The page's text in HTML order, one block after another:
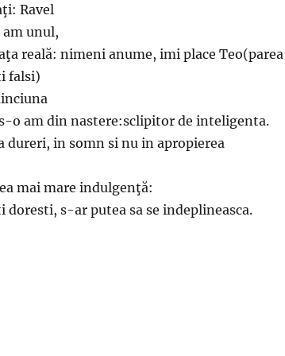
Ravel
unul,
reală: nimeni anume, imi place
falsi)
s-o am din nastere:sclipitor de inteligenta.
dureri, in somn si nu in apropierea
mai mare indulgenţă:
doresti, s-ar putea sa se indeplineasca.